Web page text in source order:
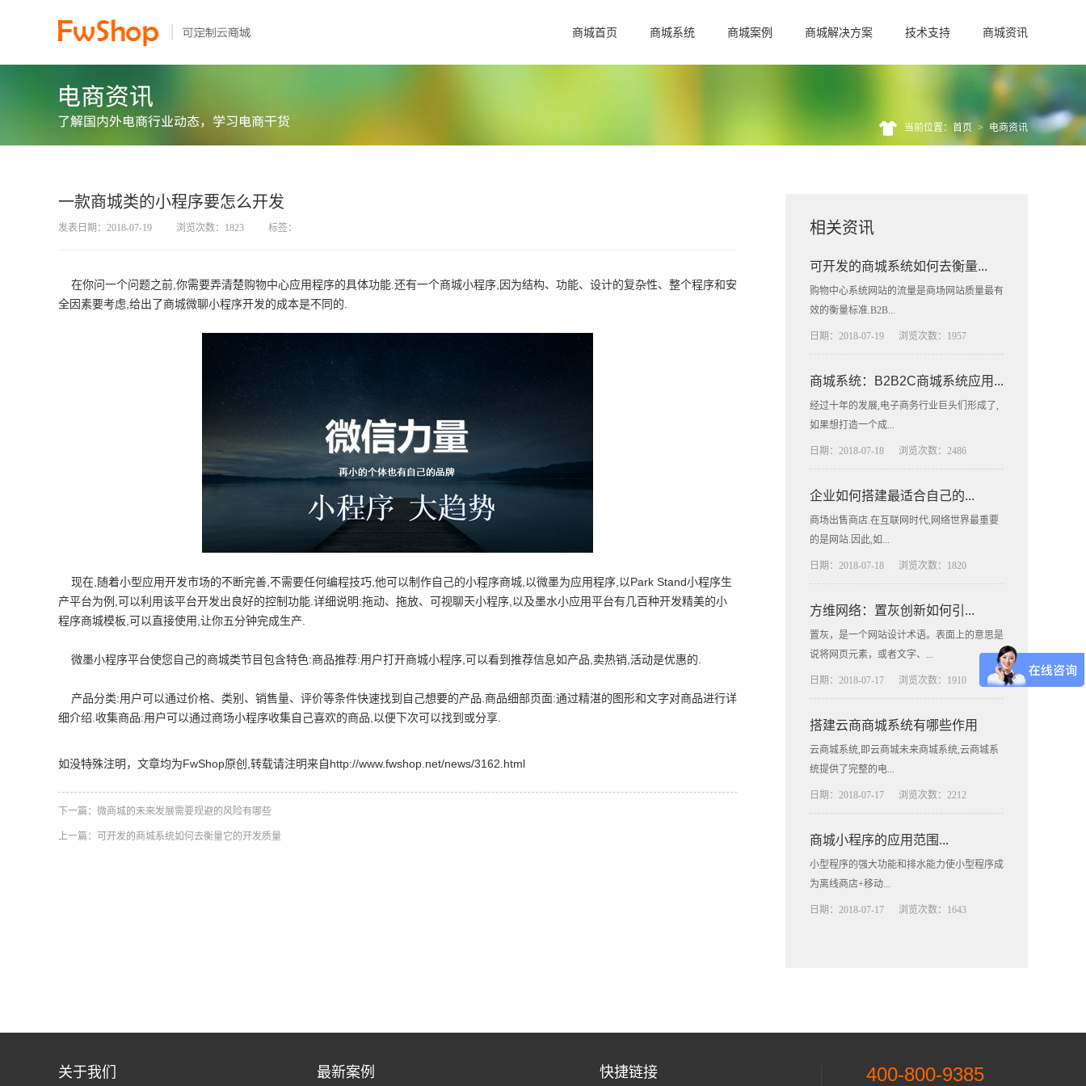
商城首页 商城系统 商城案例 商城解决方案 技术支持 商城资讯
当前位置：首页 > 电商资讯
一款商城类的小程序要怎么开发
发表日期：2018-07-19 浏览次数：1823 标签：
在你问一个问题之前,你需要弄清楚购物中心应用程序的具体功能.还有一个商城小程序,因为结构、功能、设计的复杂性、整个程序和安
全因素要考虑,给出了商城微聊小程序开发的成本是不同的.
现在,随着小型应用开发市场的不断完善,不需要任何编程技巧,他可以制作自己的小程序商城,以微墨为应用程序,以Park Stand小程序生
产平台为例,可以利用该平台开发出良好的控制功能.详细说明:拖动、拖放、可视聊天小程序,以及墨水小应用平台有几百种开发精美的小
程序商城模板,可以直接使用,让你五分钟完成生产.
微墨小程序平台使您自己的商城类节目包含特色:商品推荐:用户打开商城小程序,可以看到推荐信息如产品,卖热销,活动是优惠的.
产品分类:用户可以通过价格、类别、销售量、评价等条件快速找到自己想要的产品.商品细部页面:通过精湛的图形和文字对商品进行详
细介绍.收集商品:用户可以通过商场小程序收集自己喜欢的商品,以便下次可以找到或分享.
如没特殊注明，文章均为FwShop原创,转载请注明来自http://www.fwshop.net/news/3162.html
下一篇： 微商城的未来发展需要规避的风险有哪些
上一篇： 可开发的商城系统如何去衡量它的开发质量
相关资讯
可开发的商城系统如何去衡量...
购物中心系统网站的流量是商场网站质量最有
效的衡量标准.B2B...
日期：2018-07-19 浏览次数：1957
商城系统：B2B2C商城系统应用...
经过十年的发展,电子商务行业巨头们形成了,
如果想打造一个成...
日期：2018-07-18 浏览次数：2486
企业如何搭建最适合自己的...
商场出售商店.在互联网时代,网络世界最重要
的是网站.因此,如...
日期：2018-07-18 浏览次数：1820
方维网络：置灰创新如何引...
置灰，是一个网站设计术语。表面上的意思是
说将网页元素，或者文字、...
日期：2018-07-17 浏览次数：1910
搭建云商商城系统有哪些作用
云商城系统,即云商城未来商城系统,云商城系
统提供了完整的电...
日期：2018-07-17 浏览次数：2212
商城小程序的应用范围...
小型程序的强大功能和排水能力使小型程序成
为离线商店+移动...
日期：2018-07-17 浏览次数：1643
关于我们 最新案例 快捷链接 400-800-9385